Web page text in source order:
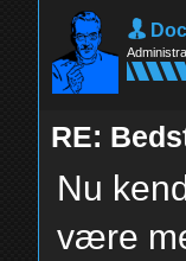
RE:
Nu
være